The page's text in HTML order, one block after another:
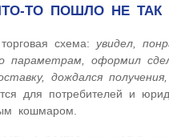
ТО ПОШЛО НЕ ТАК
схема: увидел,
параметрам, оформил
дождался получения,
для потребителей и
кошмаром.